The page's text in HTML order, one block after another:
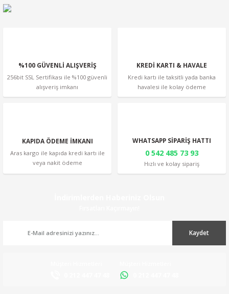
%100 GÜVENLİ ALIŞVERİŞ
256bit SSL Sertifikası ile %100 güvenli
alışveriş imkanı
KREDİ KARTI & HAVALE
Kredi kartı ile taksitli yada banka
havalesi ile kolay ödeme
KAPIDA ÖDEME İMKANI
Aras kargo ile kapıda kredi kartı ile
veya nakit ödeme
WHATSAPP SİPARİŞ HATTI
0 542 485 73 93
Hızlı ve kolay sipariş
Kaydet